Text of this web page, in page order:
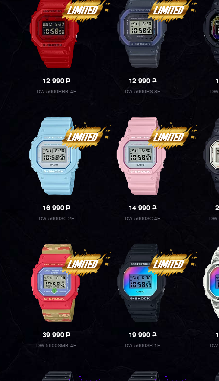
12 990P
DW-5600RRB-4E
12 990P
DW-5600RS-8E
16 990P
DW-5600SC-2E
14 990P
DW-5600SC-4E
39 990P
DW-5600SMB-4E
19 990P
DW-5600SR-1E